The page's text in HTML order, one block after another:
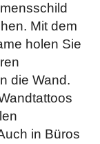
Mit dem
holen Sie
die Wand.
in Büros